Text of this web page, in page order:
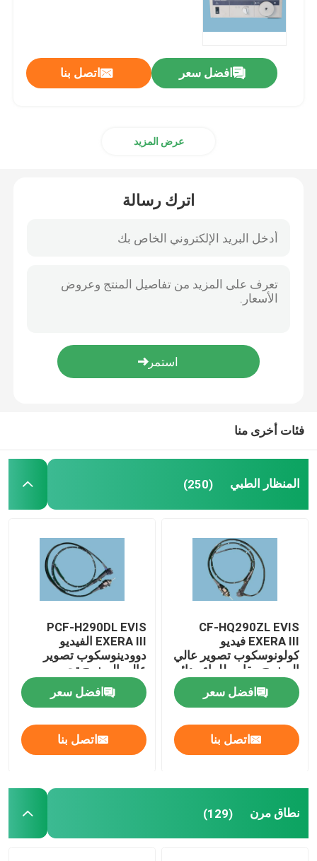
إصلاح المنظار الصلب
إصلاح الكاميرا
منتجات التنظير الدماغي الأخرى
افضل سعر اتصل بنا
عرض المزيد
اترك رسالة
فئات أخرى منا
المنظار الطبي (250)
CF-HQ290ZL EVIS
EXERA III فيديو
كولونوسكوب تصوير عالي
الوضوح مقاوم للماء ودائم
افضل سعر
اتصل بنا
PCF-H290DL EVIS
EXERA III الفيديو
دوودينوسكوب تصوير
عالي الوضوح تحسين
الألوان الواسعة
افضل سعر
اتصل بنا
نطاق مرن (129)